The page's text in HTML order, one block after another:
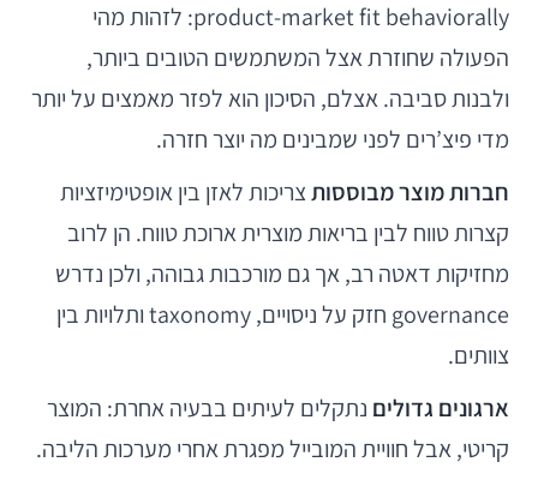
product-market fit behaviorally: לזהות מהי
הפעולה שחוזרת אצל המשתמשים הטובים ביותר,
ולבנות סביבה. אצלם, הסיכון הוא לפזר מאמצים על יותר
מדי פיצ’רים לפני שמבינים מה יוצר חזרה.
חברות מוצר מבוססותצריכות לאזן בין אופטימיזציות
קצרות טווח לבין בריאות מוצרית ארוכת טווח. הן לרוב
מחזיקות דאטה רב, אך גם מורכבות גבוהה, ולכן נדרש
governance חזק על ניסויים, taxonomy ותלויות בין
צוותים.
ארגונים גדולים נתקלים לעיתים בבעיה אחרת: המוצר
קריטי, אבל חוויית המובייל מפגרת אחרי מערכות הליבה.